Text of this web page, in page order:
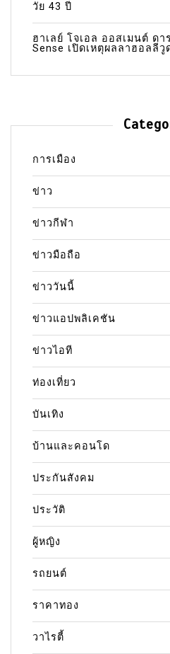
วัย 43 ปี
ฮาเลย์ โจเอล ออสเมนต์ ดา
Sense เปิดเหตุผลลาฮอลลีวู
การเมือง
ข่าว
ข่าวกีฬา
ข่าวมือถือ
ข่าววันนี้
ข่าวแอปพลิเคชัน
ข่าวไอที
ท่องเที่ยว
บันเทิง
บ้านและคอนโด
ประกันสังคม
ประวัติ
ผู้หญิง
รถยนต์
ราคาทอง
วาไรตี้